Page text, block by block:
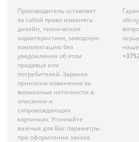
Производитель оставляет
за собой право изменять
дизайн, технические
характеристики, заводскую
комплектацию без
уведомления об этом
продавца или
потребителей. Заранее
приносим извинения за
возможные неточности в
описании и
сопровождающих
картинках. Уточняйте
важные для Вас параметры
при оформлении заказа.